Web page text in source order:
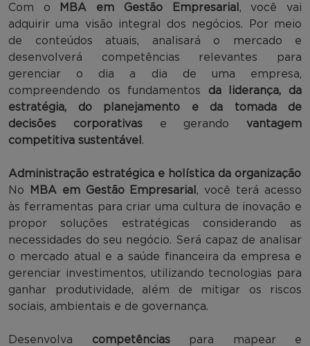
Com o
MBA em Gestão Empresarial , você vai
adquirir uma visão integral dos negócios. Por meio
de conteúdos atuais, analisará o mercado e
desenvolverá competências relevantes para
gerenciar o dia a dia de uma empresa,
compreendendo os fundamentos da liderança, da
estratégia, do planejamento e da tomada de
decisões corporativas e gerando vantagem
competitiva sustentável .
Administração estratégica e holística da organização
No
MBA em Gestão Empresarial , você terá acesso
às ferramentas para criar uma cultura de inovação e
propor soluções estratégicas considerando as
necessidades do seu negócio. Será capaz de analisar
o mercado atual e a saúde financeira da empresa e
gerenciar investimentos, utilizando tecnologias para
ganhar produtividade, além de mitigar os riscos
sociais, ambientais e de governança.
Desenvolva competênciaspara mapear e